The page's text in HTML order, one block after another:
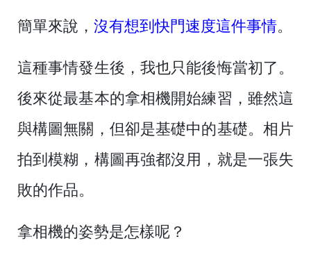
簡單來說， 沒有想到快門速度這件事情。
這種事情發生後，我也只能後悔當初了。
後來從最基本的拿相機開始練習，雖然這
與構圖無關，但卻是基礎中的基礎。相片
拍到模糊，構圖再強都沒用，就是一張失
敗的作品。
拿相機的姿勢是怎樣呢？